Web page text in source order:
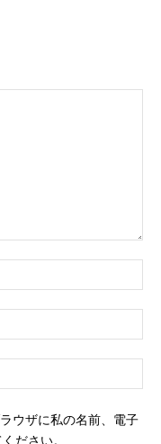
前
メ
ー
ェ
ウザに私の名前、電子
ださい。